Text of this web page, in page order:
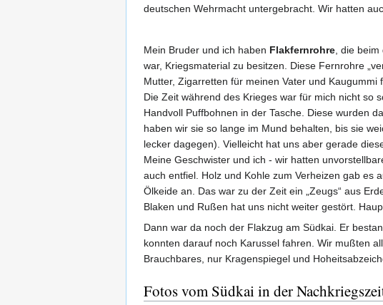
deutschen Wehrmacht untergebracht. Wir hatten
Mein Bruder und ich haben Flakfernrohre, die beim
war, Kriegsmaterial zu besitzen. Diese Fernrohre
Mutter, Zigarretten für meinen Vater und
Die Zeit während des Krieges war für mich nicht so
Handvoll Puffbohnen in der Tasche. Diese wurden
haben wir sie so lange im Mund behalten, bis sie
lecker dagegen). Vielleicht hat uns aber gerade
Meine Geschwister und ich - wir hatten
auch entfiel. Holz und Kohle zum Verheizen gab es
Ölkeide an. Das war zu der Zeit ein „Zeugs“ aus
Blaken und Rußen hat uns nicht weiter gestört.
Dann war da noch der Flakzug am Südkai. Er
konnten darauf noch Karussel fahren. Wir mußten
Brauchbares, nur Kragenspiegel und
Fotos vom Südkai in der